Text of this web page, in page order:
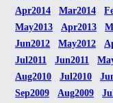
Apr2014
Mar2014
May2013
Apr2013
Jun2012
May2012
Jul2011
Jun2011
Aug2010
Jul2010
Sep2009
Aug2009